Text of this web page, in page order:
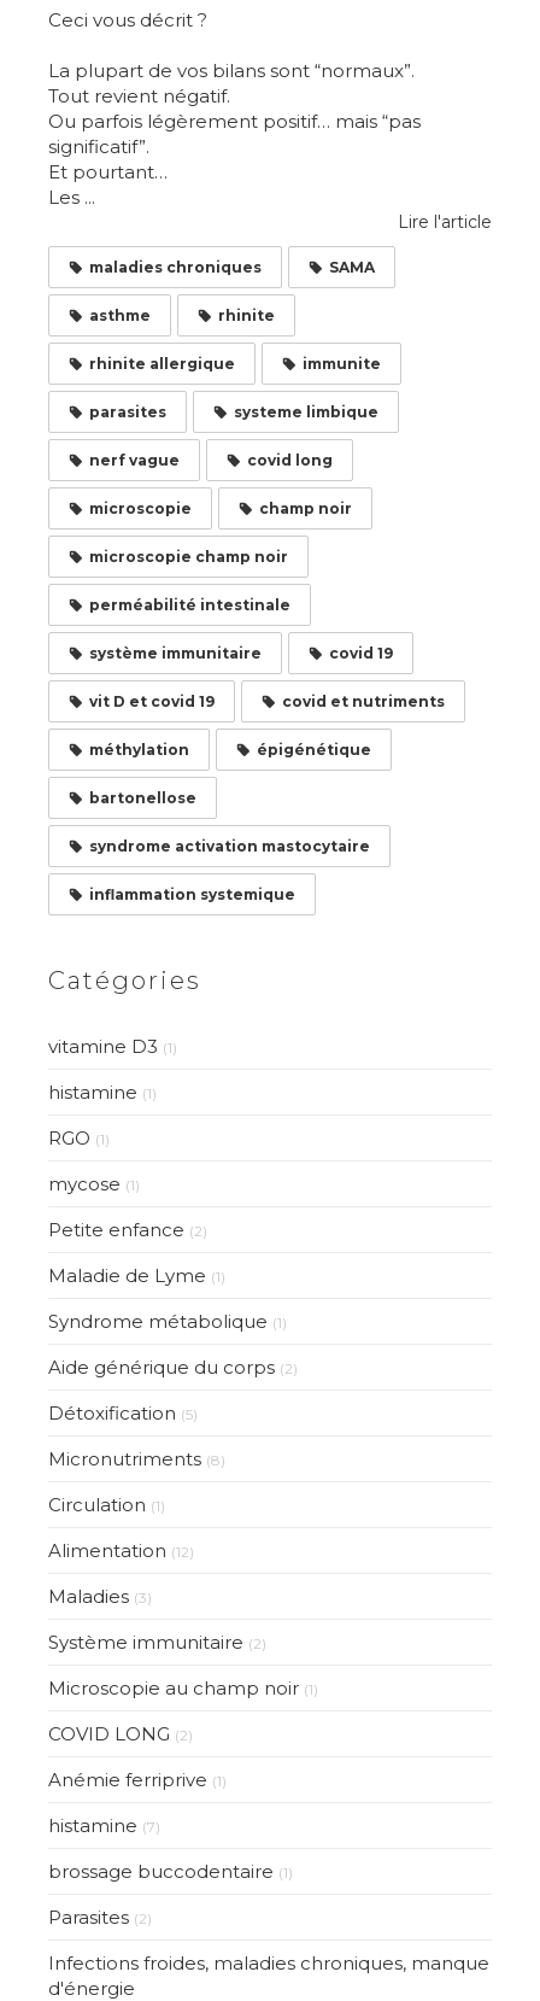
Ceci vous décrit ?
La plupart de vos bilans sont “normaux”.
Tout revient négatif.
Ou parfois légèrement positif… mais “pas
significatif”.
Et pourtant…
Les ...
Lire l'article
maladies chroniques SAMA
asthme rhinite
rhinite allergique immunite
parasites systeme limbique
nerf vague covid long
microscopie champ noir
microscopie champ noir
perméabilité intestinale
système immunitaire covid 19
vit D et covid 19 covid et nutriments
méthylation épigénétique
bartonellose
syndrome activation mastocytaire
inflammation systemique
Catégories
vitamine D3 (1)
histamine (1)
RGO (1)
mycose (1)
Petite enfance (2)
Maladie de Lyme (1)
Syndrome métabolique (1)
Aide générique du corps (2)
Détoxification (5)
Micronutriments (8)
Circulation (1)
Alimentation (12)
Maladies (3)
Système immunitaire (2)
Microscopie au champ noir (1)
COVID LONG (2)
Anémie ferriprive (1)
histamine (7)
brossage buccodentaire (1)
Parasites (2)
Infections froides, maladies chroniques, manque
d'énergie